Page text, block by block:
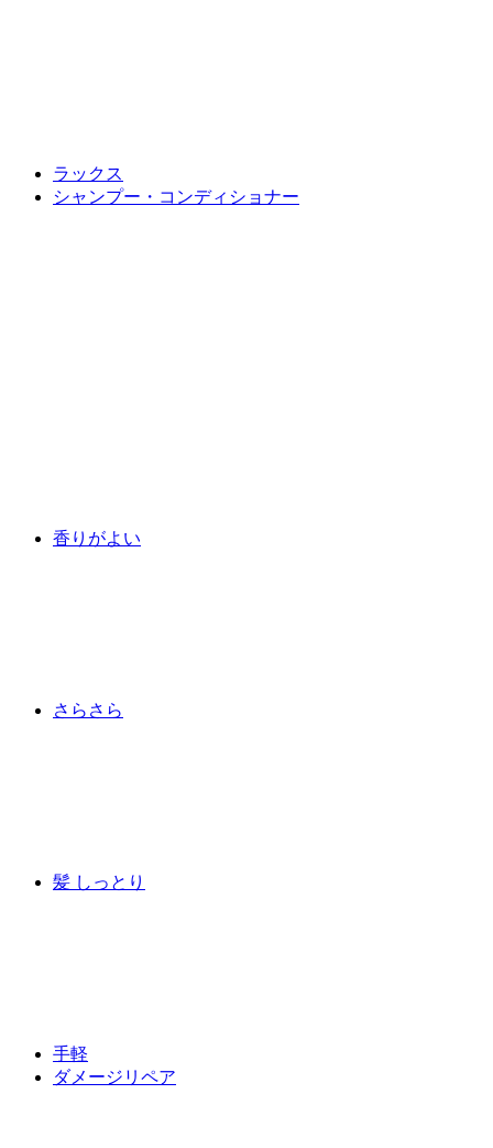
ラックス
シャンプー・コンディショナー
香りがよい
さらさら
髪 しっとり
手軽
ダメージリペア